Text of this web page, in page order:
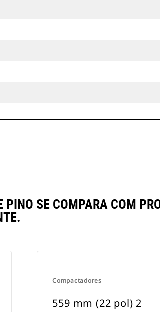
SE COMPARA COM
Compactadores
559 mm (22 pol) 2